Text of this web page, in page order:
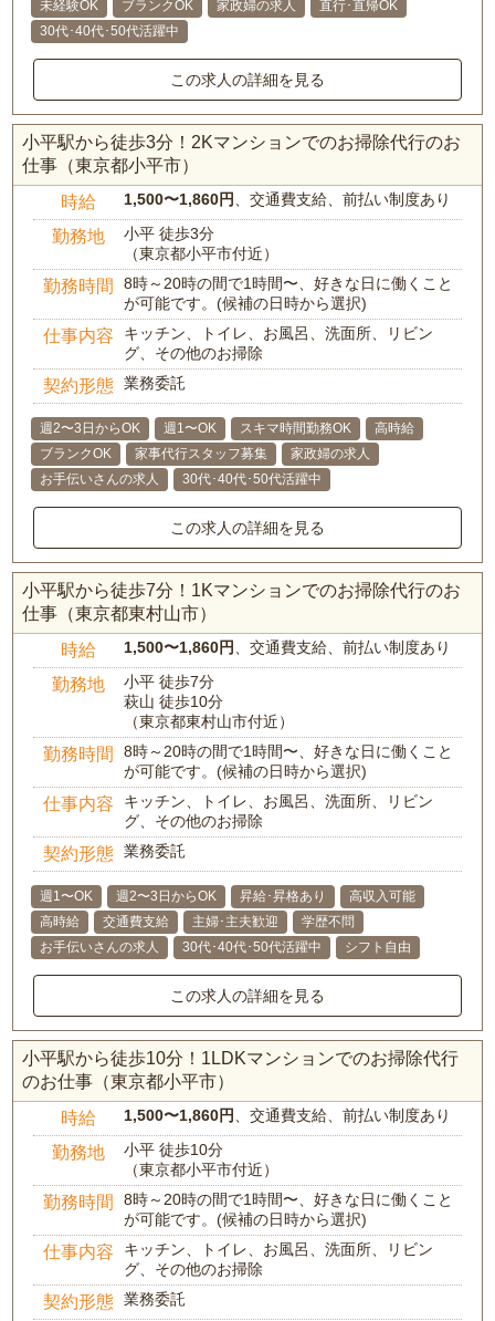
未経験OK ブランクOK 家政婦の求人
直行･直帰OK
30代･40代･50代活躍中
この求人の詳細を見る
小平駅から徒歩3分！2Kマンションでのお掃除代行のお
仕事（東京都小平市）
時給 1,500〜1,860円、交通費支給、前払い制度あり
勤務地
小平 徒歩3分
（東京都小平市付近）
勤務時間
8時～20時の間で1時間〜、好きな日に働くこと
が可能です。(候補の日時から選択)
仕事内容
キッチン、トイレ、お風呂、洗面所、リビン
グ、その他のお掃除
契約形態 業務委託
週2〜3日からOK 週1〜OK スキマ時間勤務OK
高時給
ブランクOK
家事代行スタッフ募集
家政婦の求人
お手伝いさんの求人
30代･40代･50代活躍中
この求人の詳細を見る
小平駅から徒歩7分！1Kマンションでのお掃除代行のお
仕事（東京都東村山市）
時給 1,500〜1,860円、交通費支給、前払い制度あり
勤務地
小平 徒歩7分
萩山 徒歩10分
（東京都東村山市付近）
勤務時間
8時～20時の間で1時間〜、好きな日に働くこと
が可能です。(候補の日時から選択)
仕事内容
キッチン、トイレ、お風呂、洗面所、リビン
グ、その他のお掃除
契約形態 業務委託
週1〜OK 週2〜3日からOK 昇給･昇格あり
高収入可能
高時給
交通費支給 主婦･主夫歓迎
学歴不問
お手伝いさんの求人
30代･40代･50代活躍中 シフト自由
この求人の詳細を見る
小平駅から徒歩10分！1LDKマンションでのお掃除代行
のお仕事（東京都小平市）
時給 1,500〜1,860円、交通費支給、前払い制度あり
勤務地
小平 徒歩10分
（東京都小平市付近）
勤務時間
8時～20時の間で1時間〜、好きな日に働くこと
が可能です。(候補の日時から選択)
仕事内容
キッチン、トイレ、お風呂、洗面所、リビン
グ、その他のお掃除
契約形態 業務委託